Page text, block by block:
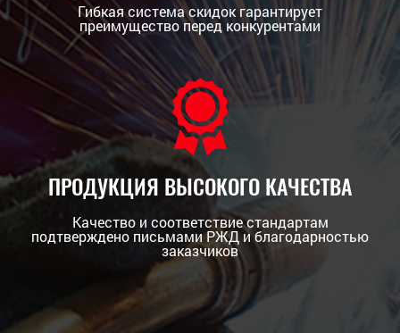
Гибкая система скидок гарантирует
преимущество перед конкурентами
ПРОДУКЦИЯ ВЫСОКОГО КАЧЕСТВА
Качество и соответствие стандартам
подтверждено письмами РЖД и благодарностью
заказчиков